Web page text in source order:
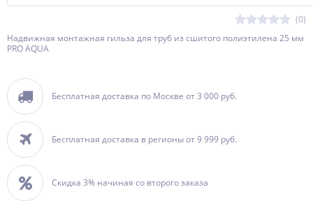
(0)
Надвижная монтажная гильза для труб из сшитого полиэтилена 25 мм
PRO AQUA
Бесплатная доставка по Москве от 3 000 руб.
Бесплатная доставка в регионы от 9 999 руб.
Скидка 3% начиная со второго заказа